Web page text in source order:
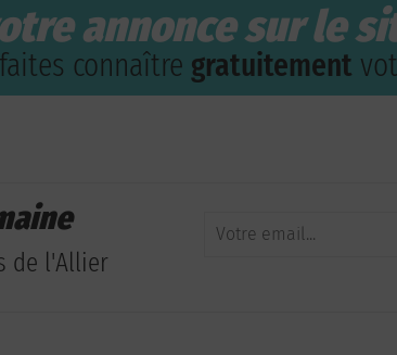
annonce sur le
connaître gratuitement
de l'Allier